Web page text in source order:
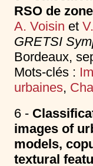
RSO de
A. Voisin et
GRETSI
Bordeaux,
Mots-clés :
urbaines,
6 -
images of
models,
textural